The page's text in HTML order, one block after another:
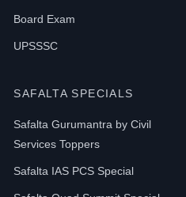
Board Exam
UPSSSC
SAFALTA SPECIALS
Safalta Gurumantra by Civil
Services Toppers
Safalta IAS PCS Special